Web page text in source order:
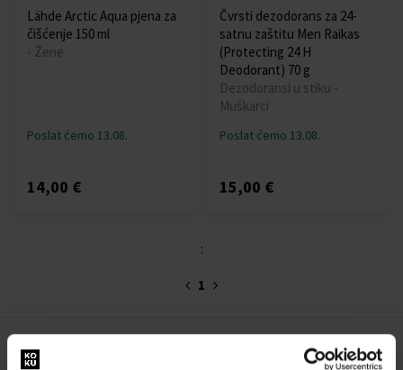
Lähde Arctic Aqua pjena za
čišćenje 150 ml
- Žene
Poslat ćemo 13.08.
14,00 €
Čvrsti dezodorans za 24-
satnu zaštitu Men Raikas
(Protecting 24 H
Deodorant) 70 g
Dezodoransi u stiku -
Muškarci
Poslat ćemo 13.08.
15,00 €
:
1
O NAMA